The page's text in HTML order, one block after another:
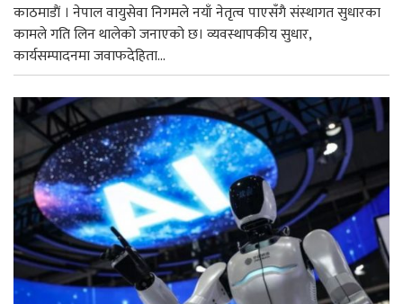
काठमाडाैं । नेपाल वायुसेवा निगमले नयाँ नेतृत्व पाएसँगै संस्थागत सुधारका
कामले गति लिन थालेको जनाएको छ। व्यवस्थापकीय सुधार,
कार्यसम्पादनमा जवाफदेहिता...